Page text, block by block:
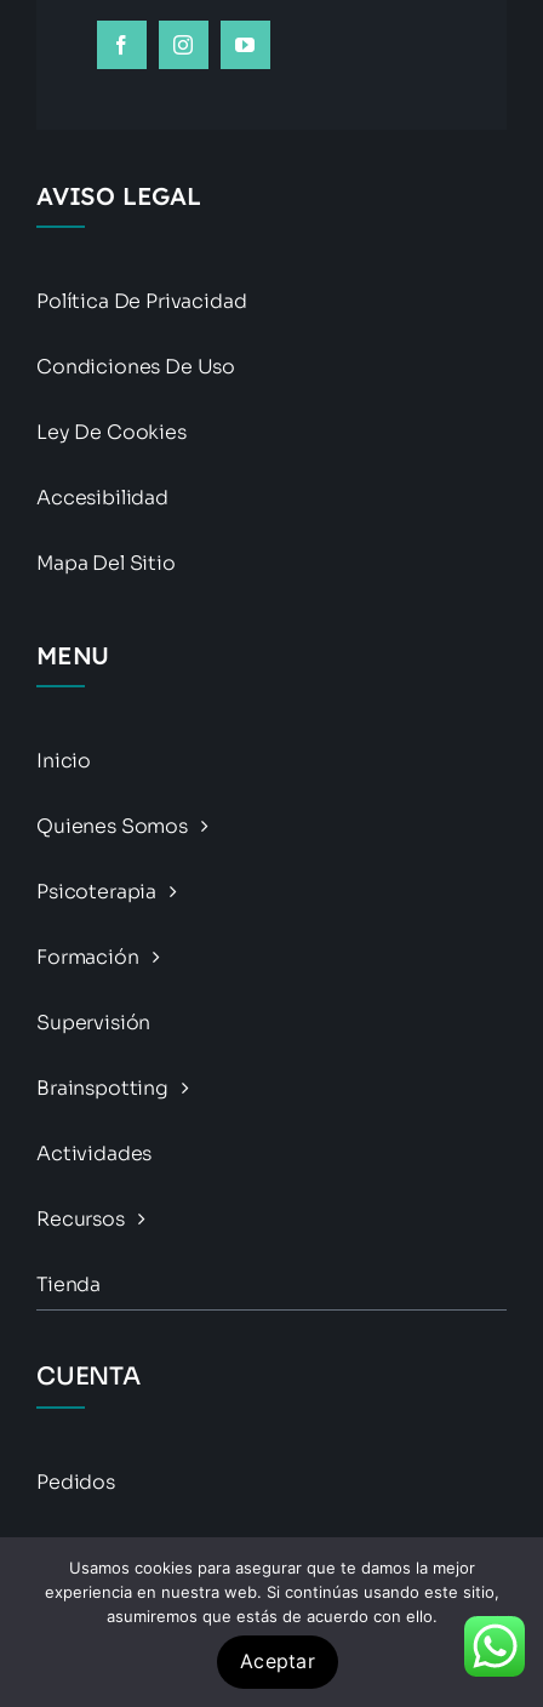
AVISO LEGAL
Política De Privacidad
Condiciones De Uso
Ley De Cookies
Accesibilidad
Mapa Del Sitio
MENU
Inicio
Quienes Somos
Psicoterapia
Formación
Supervisión
Brainspotting
Actividades
Recursos
Tienda
CUENTA
Pedidos
Direcciones
Detalles De La Cuenta
Usamos cookies para asegurar que te damos la mejor
experiencia en nuestra web. Si continúas usando este sitio,
asumiremos que estás de acuerdo con ello.
Aceptar